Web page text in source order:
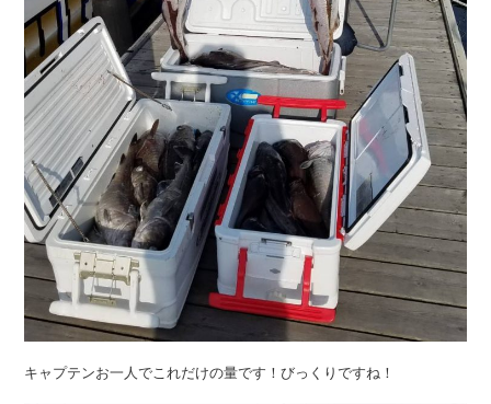
キャプテンお一人でこれだけの量です！びっくりですね！